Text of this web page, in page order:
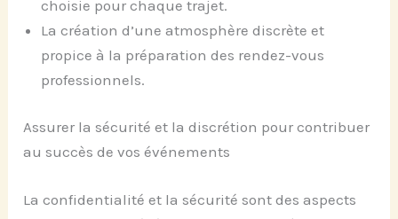
choisie pour chaque trajet.
La création d’une atmosphère discrète et
propice à la préparation des rendez-vous
professionnels.
Assurer la sécurité et la discrétion pour contribuer
au succès de vos événements
La confidentialité et la sécurité sont des aspects